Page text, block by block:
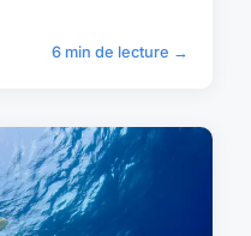
6 min de lecture →